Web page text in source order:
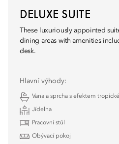
DELUXE SUITE
These luxuriously appointed
dining areas with amenities
desk.
Hlavní výhody:
Vana a sprcha s efektem
Jídelna
Pracovní stůl
Obývací pokoj